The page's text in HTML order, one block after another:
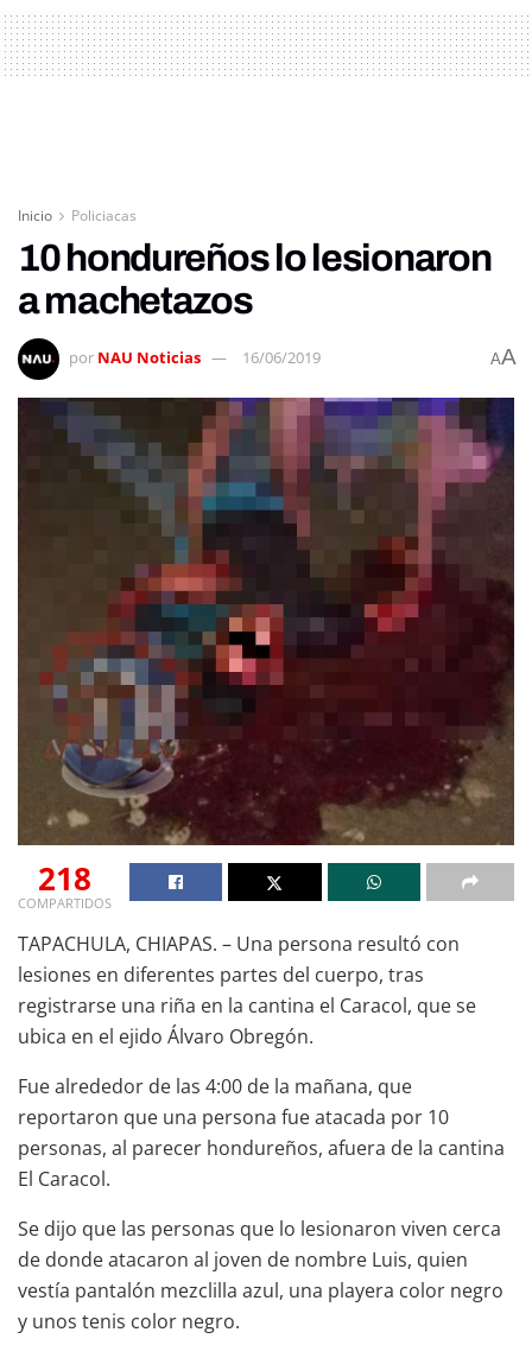
Inicio Policiacas
10 hondureños lo lesionaron
a machetazos
por NAU Noticias 16/06/2019 AA
218
COMPARTIDOS
TAPACHULA, CHIAPAS. – Una persona resultó con
lesiones en diferentes partes del cuerpo, tras
registrarse una riña en la cantina el Caracol, que se
ubica en el ejido Álvaro Obregón.
Fue alrededor de las 4:00 de la mañana, que
reportaron que una persona fue atacada por 10
personas, al parecer hondureños, afuera de la cantina
El Caracol.
Se dijo que las personas que lo lesionaron viven cerca
de donde atacaron al joven de nombre Luis, quien
vestía pantalón mezclilla azul, una playera color negro
y unos tenis color negro.